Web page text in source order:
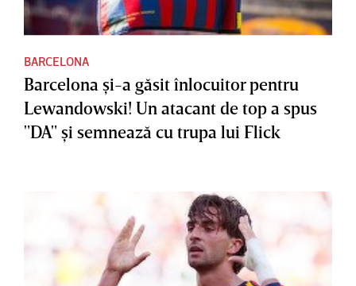
BARCELONA
Barcelona şi-a găsit înlocuitor pentru
Lewandowski! Un atacant de top a spus
"DA" şi semnează cu trupa lui Flick